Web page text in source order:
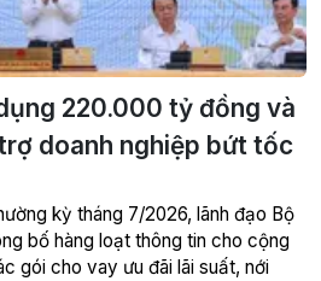
220.000 tỷ đồng và
doanh nghiệp bứt tốc
kỳ tháng 7/2026, lãnh đạo Bộ
bố hàng loạt thông tin cho cộng
gói cho vay ưu đãi lãi suất, nới